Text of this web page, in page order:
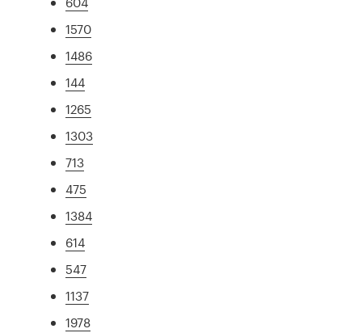
1570
1486
144
1265
1303
713
475
1384
614
547
1137
1978